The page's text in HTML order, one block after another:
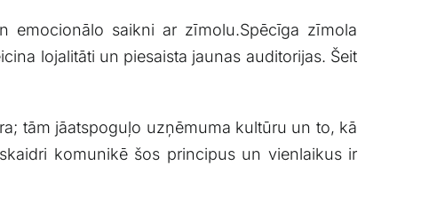
emocionālo saikni ar ⁤zīmolu.Spēcīga zīmola
lojalitāti‍ un piesaista jaunas auditorijas. ​Šeit
tām ⁤jāatspoguļo uzņēmuma ⁢kultūru un to, kā
komunikē šos principus un vienlaikus ir